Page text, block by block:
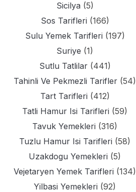
Sicilya (5)
Sos Tarifleri (166)
Sulu Yemek Tarifleri (197)
Suriye (1)
Sutlu Tatlilar(441)
Tahinli Ve Pekmezli Tarifler (54)
Tart Tarifleri (412)
Tatli Hamur Isi Tarifleri (59)
Tavuk Yemekleri (316)
Tuzlu Hamur Isi Tarifleri (58)
Uzakdogu Yemekleri (5)
Vejetaryen Yemek Tarifleri (134)
Yilbasi Yemekleri (92)